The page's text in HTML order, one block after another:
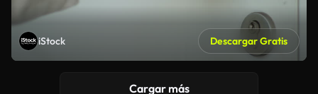
iStock Descargar Gratis
Cargar más